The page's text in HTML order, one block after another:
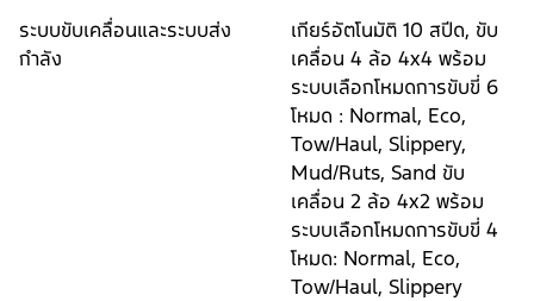
ระบบขับเคลื่อนและระบบส่ง
กำลัง
เกียร์อัตโนมัติ 10 สปีด, ขับ
เคลื่อน 4 ล้อ 4x4 พร้อม
ระบบเลือกโหมดการขับขี่ 6
โหมด : Normal, Eco,
Tow/Haul, Slippery,
Mud/Ruts, Sand ขับ
เคลื่อน 2 ล้อ 4x2 พร้อม
ระบบเลือกโหมดการขับขี่ 4
โหมด: Normal, Eco,
Tow/Haul, Slippery